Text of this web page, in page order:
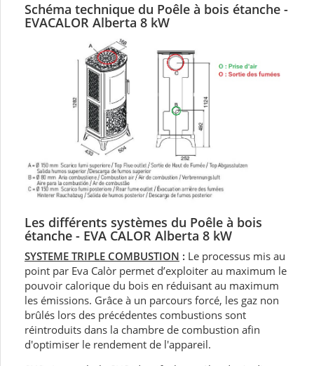
Schéma technique du Poêle à bois étanche -
EVACALOR Alberta 8 kW
Les différents systèmes du Poêle à bois
étanche - EVA CALOR Alberta 8 kW
SYSTEME TRIPLE COMBUSTION : Le processus mis au
point par Eva Calòr permet d’exploiter au maximum le
pouvoir calorique du bois en réduisant au maximum
les émissions. Grâce à un parcours forcé, les gaz non
brûlés lors des précédentes combustions sont
réintroduits dans la chambre de combustion afin
d'optimiser le rendement de l'appareil.